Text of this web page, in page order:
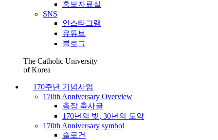
홍보자료실
SNS
인스타그램
유튜브
블로그
The Catholic University
of Korea
170주년 기념사업
170th Anniversary Overview
총장 축사글
170년의 빛, 30년의 도약
170th Anniversary symbol
슬로건